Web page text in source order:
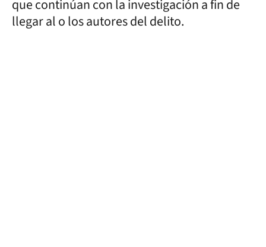
que continúan con la investigación a fin de
llegar al o los autores del delito.